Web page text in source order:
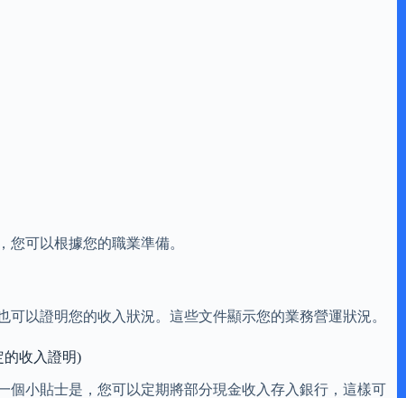
可以根據您的職業準備。
以證明您的收入狀況。這些文件顯示您的業務營運狀況。
的收入證明)
小貼士是，您可以定期將部分現金收入存入銀行，這樣可